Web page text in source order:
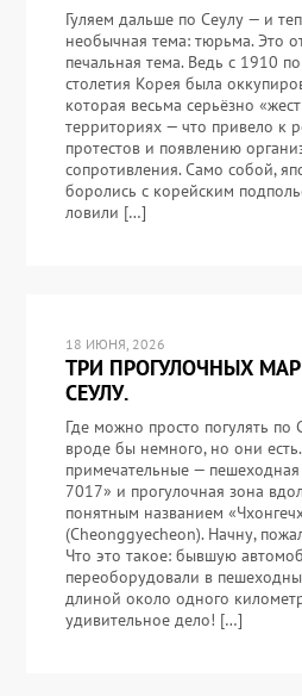
Гуляем дальше по Сеулу — и
необычная тема: тюрьма. Это
печальная тема. Ведь с 1910
столетия Корея была
которая весьма серьёзно
территориях — что привело к
протестов и появлению
сопротивления. Само собой,
боролись с корейским
ловили […]
18 ИЮНЯ, 2026
ТРИ ПРОГУЛОЧНЫХ
СЕУЛУ.
Где можно просто погулять по
вроде бы немного, но они
примечательные —
7017» и прогулочная зона
понятным названием
(Cheonggyecheon). Начну,
Что это такое: бывшую
переоборудовали в
длиной около одного
удивительное дело! […]